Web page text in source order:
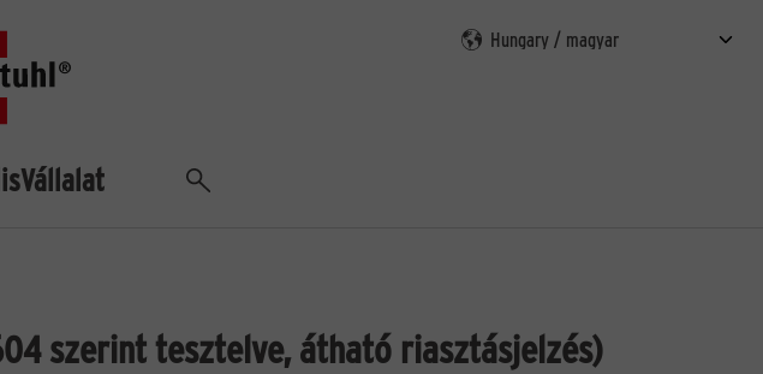
Vállalat Keresés
szerint tesztelve, átható riasztásjelzés)